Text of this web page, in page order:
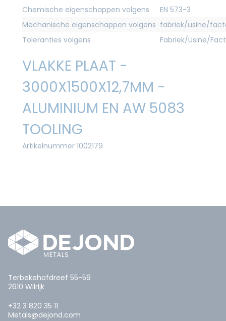
Chemische eigenschappen volgens
EN 573-3
Mechanische eigenschappen volgens fabriek/usine/
Toleranties volgens
Fabriek/Usine/
VLAKKE PLAAT -
3000X1500X12,7MM -
ALUMINIUM EN AW 5083
TOOLING
Artikelnummer 1002179
Terbekehofdreef 55-59
2610 Wilrijk
+32 3 820 35 11
Metals@dejond.com